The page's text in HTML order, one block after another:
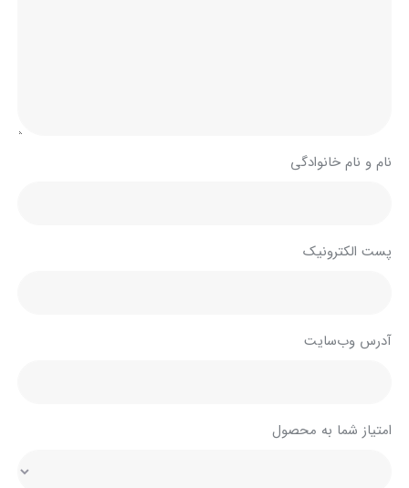
نام و نام خانوادگی
پست الکترونیک
آدرس وب‌سایت
امتیاز شما به محصول